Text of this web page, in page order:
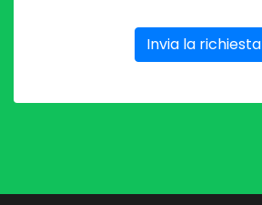
Invia la richiesta